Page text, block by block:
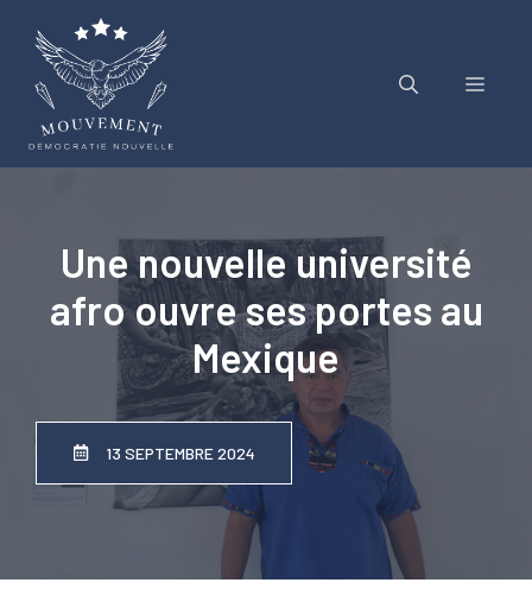
contenu
Menu
Une nouvelle université
afro ouvre ses portes au
Mexique
13 SEPTEMBRE 2024